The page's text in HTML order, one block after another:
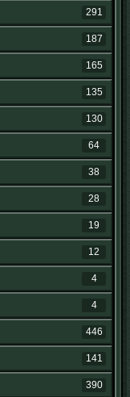
291
187
165
135
130
64
38
28
19
12
4
4
446
141
390